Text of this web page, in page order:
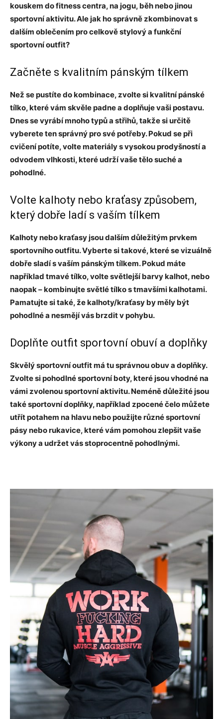
kouskem do fitness centra, na jogu, běh nebo jinou
sportovní aktivitu. Ale jak ho správně zkombinovat s
dalším oblečením pro celkově stylový a funkční
sportovní outfit?
Začněte s kvalitním pánským tílkem
Než se pustíte do kombinace, zvolte si kvalitní pánské
tílko, které vám skvěle padne a doplňuje vaši postavu.
Dnes se vyrábí mnoho typů a střihů, takže si určitě
vyberete ten správný pro své potřeby. Pokud se při
cvičení potíte, volte materiály s vysokou prodyšností a
odvodem vlhkosti, které udrží vaše tělo suché a
pohodlné.
Volte kalhoty nebo kraťasy způsobem,
který dobře ladí s vaším tílkem
Kalhoty nebo kraťasy jsou dalším důležitým prvkem
sportovního outfitu. Vyberte si takové, které se vizuálně
dobře sladí s vaším pánským tílkem. Pokud máte
například tmavé tílko, volte světlejší barvy kalhot, nebo
naopak – kombinujte světlé tílko s tmavšími kalhotami.
Pamatujte si také, že kalhoty/kraťasy by měly být
pohodlné a nesmějí vás brzdit v pohybu.
Doplňte outfit sportovní obuví a doplňky
Skvělý sportovní outfit má tu správnou obuv a doplňky.
Zvolte si pohodlné sportovní boty, které jsou vhodné na
vámi zvolenou sportovní aktivitu. Neméně důležité jsou
také sportovní doplňky, například zpocené čelo můžete
utřít potahem na hlavu nebo použijte různé sportovní
pásy nebo rukavice, které vám pomohou zlepšit vaše
výkony a udržet vás stoprocentně pohodlnými.